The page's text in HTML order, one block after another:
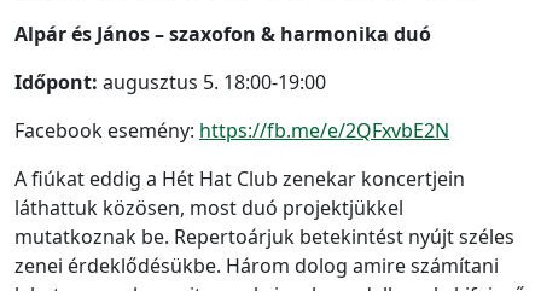
Alpár és János – szaxofon & harmonika duó
Időpont: augusztus 5. 18:00-19:00
Facebook esemény: https://fb.me/e/2QFxvbE2N
A fiúkat eddig a Hét Hat Club zenekar koncertjein
láthattuk közösen, most duó projektjükkel
mutatkoznak be. Repertoárjuk betekintést nyújt széles
zenei érdeklődésükbe. Három dolog amire számítani